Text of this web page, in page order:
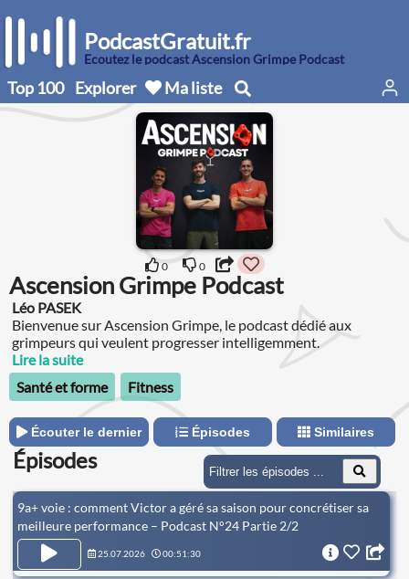
PodcastGratuit.fr
Écoutez le podcast Ascension Grimpe Podcast
Top 100 Explorer Ma liste
0 0
Ascension Grimpe Podcast
Léo PASEK
Bienvenue sur Ascension Grimpe, le podcast dédié aux
grimpeurs qui veulent progresser intelligemment.
Lire la suite
Santé et forme
Fitness
Écouter le dernier Épisodes Similaires
Épisodes
9a+ voie : comment Victor a géré sa saison pour concrétiser sa
meilleure performance – Podcast N°24 Partie 2/2
25.07.2026 00:51:30